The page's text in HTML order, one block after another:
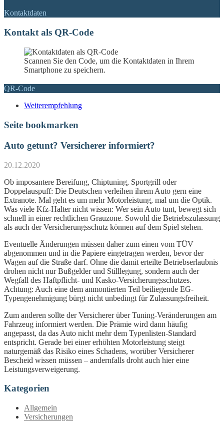
Kontaktdaten
Kontakt als QR-Code
Scannen Sie den Code, um die Kontaktdaten in Ihrem
Smartphone zu speichern.
QR-Code
Weiterempfehlung
Seite bookmarken
Auto getunt? Versicherer informiert?
20.12.2020
Ob imposantere Bereifung, Chiptuning, Sportgrill oder
Doppelauspuff: Die Deutschen verleihen ihrem Auto gern eine
Extranote. Mal geht es um mehr Motorleistung, mal um die Optik.
Was viele Kfz-Halter nicht wissen: Wer sein Auto tunt, bewegt sich
schnell in einer rechtlichen Grauzone. Sowohl die Betriebszulassung
als auch der Versicherungsschutz können auf dem Spiel stehen.
Eventuelle Änderungen müssen daher zum einen vom TÜV
abgenommen und in die Papiere eingetragen werden, bevor der
Wagen auf die Straße darf. Ohne die damit erteilte Betriebserlaubnis
drohen nicht nur Bußgelder und Stilllegung, sondern auch der
Wegfall des Haftpflicht- und Kasko-Versicherungsschutzes.
Achtung: Auch eine dem anmontierten Teil beiliegende EG-
Typengenehmigung bürgt nicht unbedingt für Zulassungsfreiheit.
Zum anderen sollte der Versicherer über Tuning-Veränderungen am
Fahrzeug informiert werden. Die Prämie wird dann häufig
angepasst, da das Auto nicht mehr dem Typenlisten-Standard
entspricht. Gerade bei einer erhöhten Motorleistung steigt
naturgemäß das Risiko eines Schadens, worüber Versicherer
Bescheid wissen müssen – andernfalls droht auch hier eine
Leistungsverweigerung.
Kategorien
Allgemein
Versicherungen